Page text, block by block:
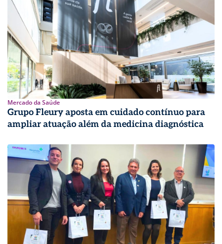
Mercado da Saúde
Grupo Fleury aposta em cuidado contínuo para
ampliar atuação além da medicina diagnóstica